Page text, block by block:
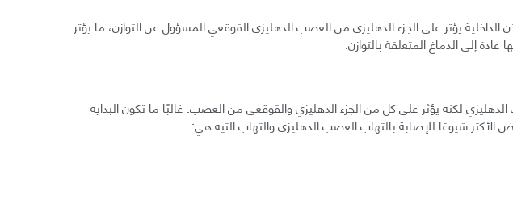
يؤثر على الجزء الدهليزي من العصب الدهليزي القوقعي المسؤول عن التوازن، ما يؤثر
إلى الدماغ المتعلقة بالتوازن.
لكنه يؤثر على كل من الجزء الدهليزي والقوقعي من العصب. غالبًا ما تكون البداية
الأكثر شيوعًا للإصابة بالتهاب العصب الدهليزي والتهاب التيه هي: